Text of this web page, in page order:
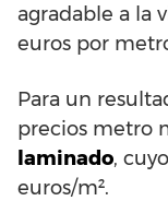
agradable a la
euros por
Para un
precios metro
laminado,
euros/m².